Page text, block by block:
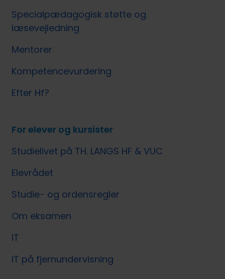
Specialpædagogisk støtte og
læsevejledning
Mentorer
Kompetencevurdering
Efter Hf?
For elever og kursister
Studielivet på TH. LANGS HF & VUC
Elevrådet
Studie- og ordensregler
Om eksamen
IT
IT på fjernundervisning